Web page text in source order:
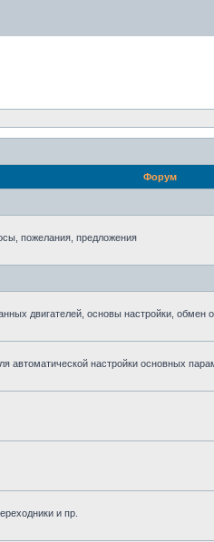
Форум
пожелания, предложения
двигателей, основы настройки, обмен
автоматической настройки основных
и пр.